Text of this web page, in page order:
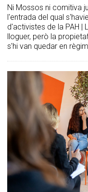
Ni Mossos ni comitiva
l'entrada del qual
d'activistes de la PAH |
lloguer, però la
s'hi van quedar en